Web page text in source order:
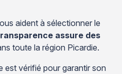
aident à sélectionner le
assure des
toute la région Picardie.
est vérifié pour garantir son